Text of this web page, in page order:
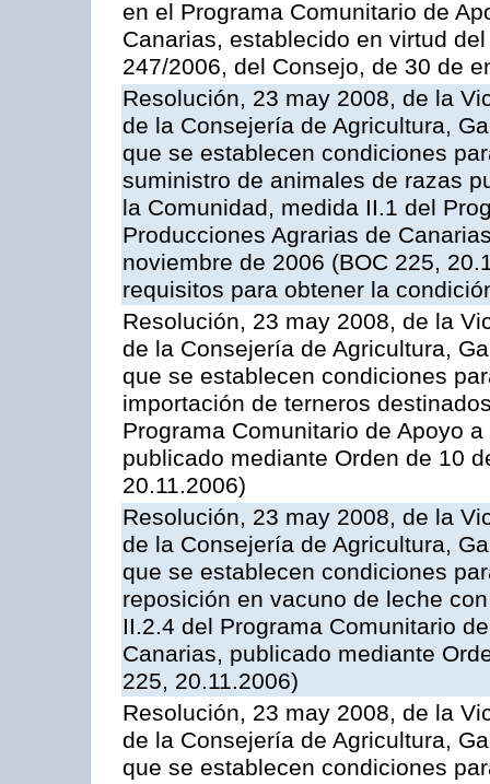
en el Programa Comunitario de
Canarias, establecido en virtud
247/2006, del Consejo, de 30 de
Resolución, 23 may 2008, de la
de la Consejería de Agricultura,
que se establecen condiciones
suministro de animales de razas
la Comunidad, medida II.1 del
Producciones Agrarias de
noviembre de 2006 (BOC 225,
requisitos para obtener la
Resolución, 23 may 2008, de la
de la Consejería de Agricultura,
que se establecen condiciones
importación de terneros
Programa Comunitario de Apoyo
publicado mediante Orden de 10
20.11.2006)
Resolución, 23 may 2008, de la
de la Consejería de Agricultura,
que se establecen condiciones
reposición en vacuno de leche
II.2.4 del Programa Comunitario
Canarias, publicado mediante
225, 20.11.2006)
Resolución, 23 may 2008, de la
de la Consejería de Agricultura,
que se establecen condiciones